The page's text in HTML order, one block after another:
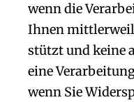
wenn die
Ihnen
stützt und keine
eine
wenn Sie